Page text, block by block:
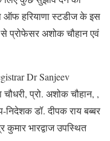
ऑफ हरियाणा स्टडीज के इस
से प्रोफेसर अशोक चौहान एवं
Dr Sanjeev
प्रो. अशोक चौहान, ,
निदेशक डॉ. दीपक राय बब्बर
कुमार भारद्वाज उपस्थित